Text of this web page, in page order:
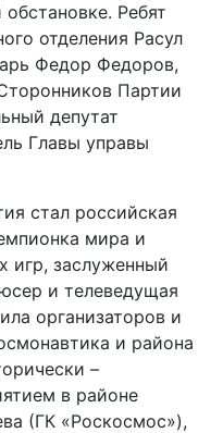
Ребят
отделения Расул
Федор Федоров,
Партии
депутат
Главы управы
стал российская
мира и
игр, заслуженный
и телеведущая
организаторов и
и района
–
в районе
(ГК «Роскосмос»),